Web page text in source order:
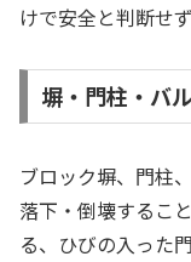
けで安全と判断せ
塀・門柱・バ
ブロック塀、門柱
落下・倒壊するこ
る、ひびの入った